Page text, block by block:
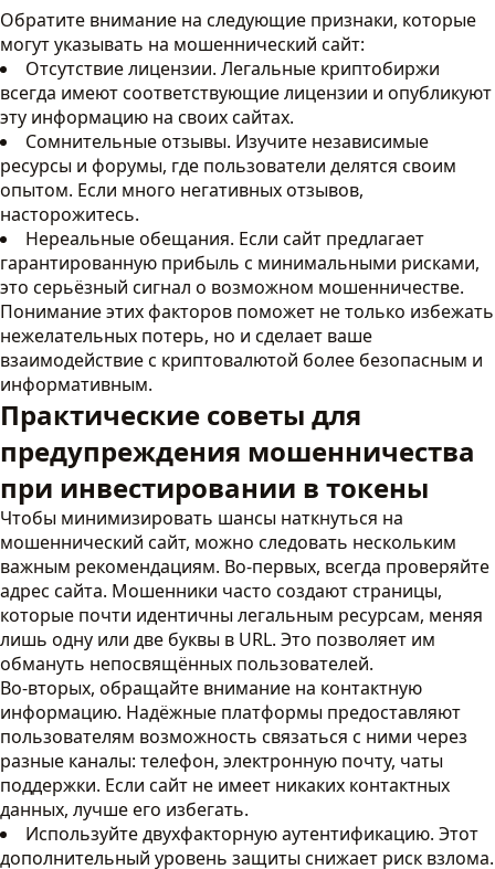
Обратите внимание на следующие признаки, которые
могут указывать на мошеннический сайт:
Отсутствие лицензии. Легальные криптобиржи
всегда имеют соответствующие лицензии и опубликуют
эту информацию на своих сайтах.
Сомнительные отзывы. Изучите независимые
ресурсы и форумы, где пользователи делятся своим
опытом. Если много негативных отзывов,
насторожитесь.
Нереальные обещания. Если сайт предлагает
гарантированную прибыль с минимальными рисками,
это серьёзный сигнал о возможном мошенничестве.
Понимание этих факторов поможет не только избежать
нежелательных потерь, но и сделает ваше
взаимодействие с криптовалютой более безопасным и
информативным.
Практические советы для
предупреждения мошенничества
при инвестировании в токены
Чтобы минимизировать шансы наткнуться на
мошеннический сайт, можно следовать нескольким
важным рекомендациям. Во-первых, всегда проверяйте
адрес сайта. Мошенники часто создают страницы,
которые почти идентичны легальным ресурсам, меняя
лишь одну или две буквы в URL. Это позволяет им
обмануть непосвящённых пользователей.
Во-вторых, обращайте внимание на контактную
информацию. Надёжные платформы предоставляют
пользователям возможность связаться с ними через
разные каналы: телефон, электронную почту, чаты
поддержки. Если сайт не имеет никаких контактных
данных, лучше его избегать.
Используйте двухфакторную аутентификацию. Этот
дополнительный уровень защиты снижает риск взлома.